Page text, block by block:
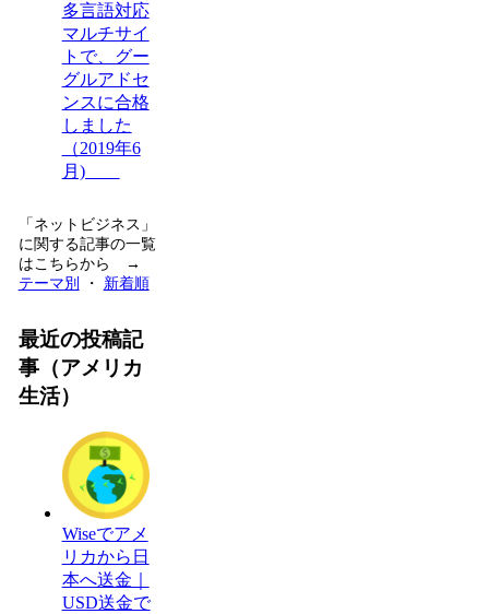
多言語対応
マルチサイ
トで、グー
グルアドセ
ンスに合格
しました
（2019年6
月)
「ネットビジネス」
に関する記事の一覧
はこちらから →
テーマ別
・ 新着順
最近の投稿記
事（アメリカ
生活）
Wiseでアメ
リカから日
本へ送金｜
USD送金で